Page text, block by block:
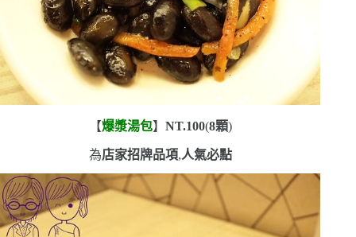
【爆漿湯包】 NT.100(8顆)
為店家招牌品項,人氣必點